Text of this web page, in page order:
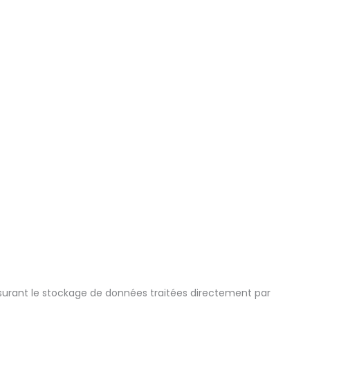
le stockage de données traitées directement par